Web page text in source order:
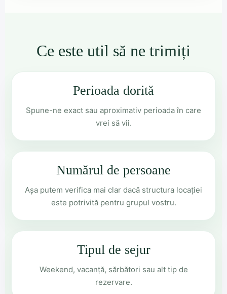
Ce este util să ne trimiți
Perioada dorită
Spune-ne exact sau aproximativ perioada în care
vrei să vii.
Numărul de persoane
Așa putem verifica mai clar dacă structura locației
este potrivită pentru grupul vostru.
Tipul de sejur
Weekend, vacanță, sărbători sau alt tip de
rezervare.